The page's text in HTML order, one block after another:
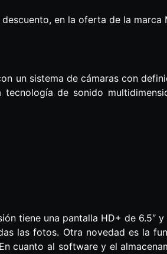
en la oferta de la marca
un sistema de cámaras con
de sonido
tiene una pantalla HD+ de 6.5″
las fotos. Otra novedad es la
cuanto al software y el